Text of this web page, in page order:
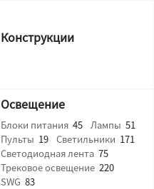
Конструкции
Освещение
Блоки питания 45 Лампы 51
Пульты 19 Светильники 171
Светодиодная лента 75
Трековое освещение 220
SWG 83